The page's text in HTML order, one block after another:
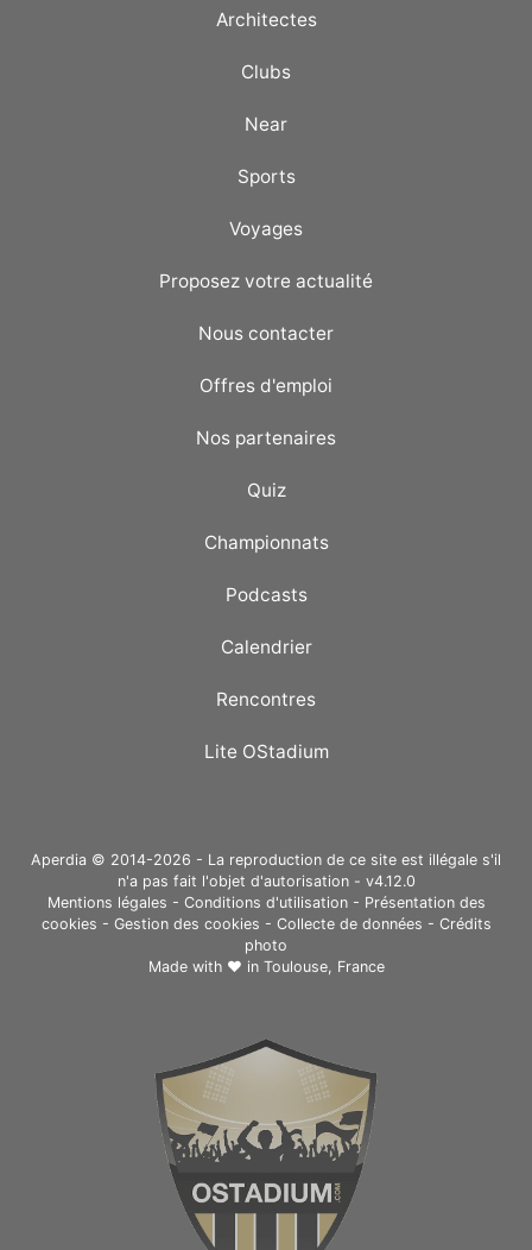
Architectes
Clubs
Near
Sports
Voyages
Proposez votre actualité
Nous contacter
Offres d'emploi
Nos partenaires
Quiz
Championnats
Podcasts
Calendrier
Rencontres
Lite OStadium
Aperdia © 2014-2026 - La reproduction de ce site est illégale s'il
n'a pas fait l'objet d'autorisation - v4.12.0
Mentions légales - Conditions d'utilisation- Présentation des
cookies - Gestion des cookies - Collecte de données - Crédits
photo
Made with ❤ in Toulouse, France